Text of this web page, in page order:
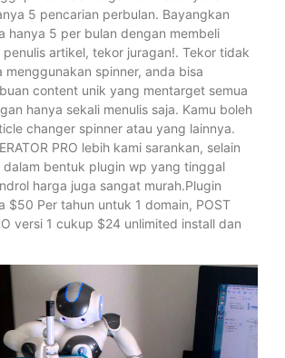
5 pencarian perbulan. Bayangkan
hanya 5 per bulan dengan membeli
artikel, tekor juragan!. Tekor tidak
menggunakan spinner, anda bisa
content unik yang mentarget semua
hanya sekali menulis saja. Kamu boleh
changer spinner atau yang lainnya.
PRO lebih kami sarankan, selain
dalam bentuk plugin wp yang tinggal
harga juga sangat murah.Plugin
$50 Per tahun untuk 1 domain, POST
versi 1 cukup $24 unlimited install dan